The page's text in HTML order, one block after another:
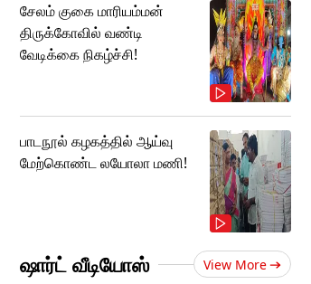
சேலம் குகை மாரியம்மன்
திருக்கோவில் வண்டி
வேடிக்கை நிகழ்ச்சி!
பாடநூல் கழகத்தில் ஆய்வு
மேற்கொண்ட லயோலா மணி!
ஷார்ட் வீடியோஸ் View More